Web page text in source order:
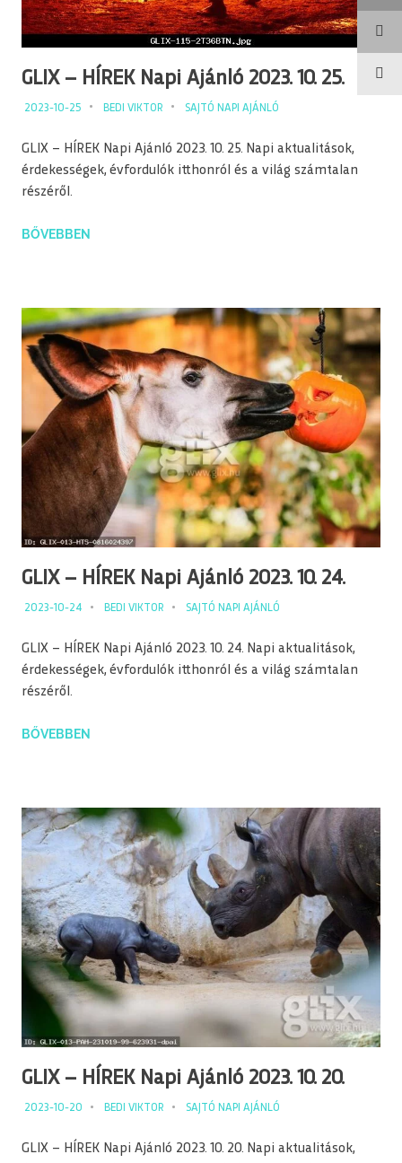
GLIX – HÍREK Napi Ajánló 2023. 10. 25.
2023-10-25 BEDI VIKTOR SAJTÓ NAPI AJÁNLÓ
GLIX – HÍREK Napi Ajánló 2023. 10. 25. Napi aktualitások,
érdekességek, évfordulók itthonról és a világ számtalan
részéről.
BŐVEBBEN
GLIX – HÍREK Napi Ajánló 2023. 10. 24.
2023-10-24 BEDI VIKTOR SAJTÓ NAPI AJÁNLÓ
GLIX – HÍREK Napi Ajánló 2023. 10. 24. Napi aktualitások,
érdekességek, évfordulók itthonról és a világ számtalan
részéről.
BŐVEBBEN
GLIX – HÍREK Napi Ajánló 2023. 10. 20.
2023-10-20 BEDI VIKTOR SAJTÓ NAPI AJÁNLÓ
GLIX – HÍREK Napi Ajánló 2023. 10. 20. Napi aktualitások,